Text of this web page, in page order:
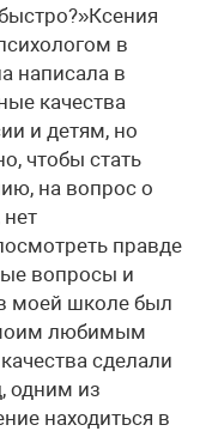
в
написала в
качества
и детям, но
чтобы стать
на вопрос о
правде
вопросы и
моей школе был
моим любимым
сделали
одним из
находиться в